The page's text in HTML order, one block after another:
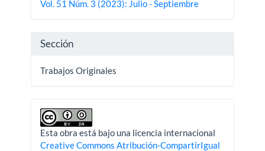
Vol. 51 Núm. 3 (2023): Julio - Septiembre
Sección
Trabajos Originales
Esta obra está bajo una licencia internacional
Creative Commons Atribución-CompartirIgual